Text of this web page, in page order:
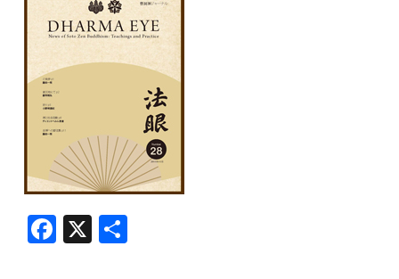
F
a
X 共